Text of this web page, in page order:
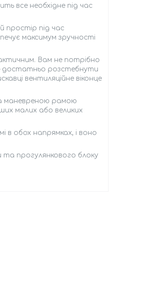
все необхідне під час
простір під час
максимум зручності
Вам не потрібно
достатньо розстебнути
вентиляційне віконце
маневреною рамою
малих або великих
в обох напрямках, і воно
та прогулянкового блоку